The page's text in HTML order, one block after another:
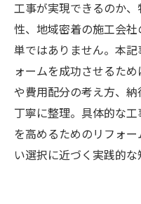
工事が実現できるのか
性、地域密着の施工会
単ではありません。本
ォームを成功させるた
や費用配分の考え方、
丁寧に整理。具体的な
を高めるためのリフォ
い選択に近づく実践的な